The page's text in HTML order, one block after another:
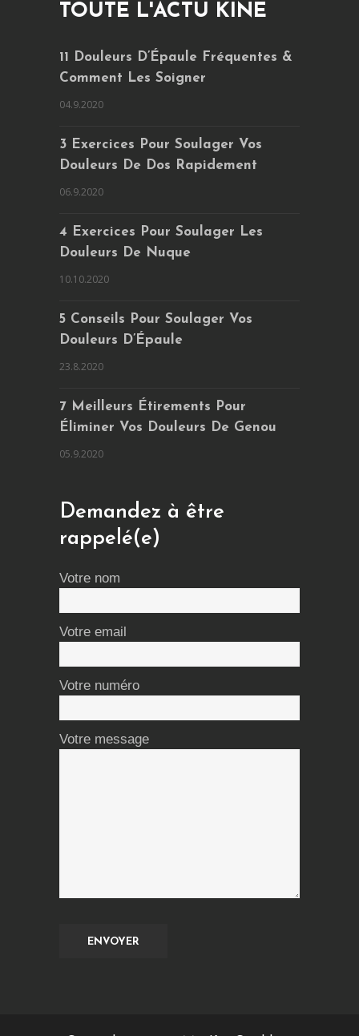
TOUTE L'ACTU KINÉ
11 Douleurs D’Épaule Fréquentes &
Comment Les Soigner
04.9.2020
3 Exercices Pour Soulager Vos
Douleurs De Dos Rapidement
06.9.2020
4 Exercices Pour Soulager Les
Douleurs De Nuque
10.10.2020
5 Conseils Pour Soulager Vos
Douleurs D’Épaule
23.8.2020
7 Meilleurs Étirements Pour
Éliminer Vos Douleurs De Genou
05.9.2020
Demandez à être
rappelé(e)
Votre nom
Votre email
Votre numéro
Votre message